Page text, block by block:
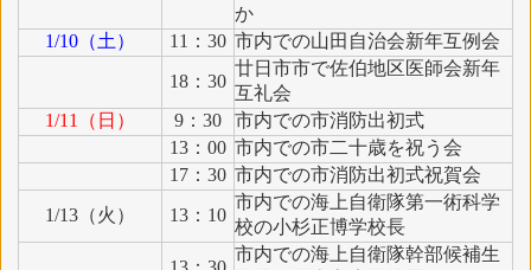
か
1/10（土）
11：30 市内での山田自治会新年互例会
18：30
廿日市市で佐伯地区医師会新年
互礼会
1/11（日）
9：30
市内での市消防出初式
13：00 市内での市二十歳を祝う会
17：30 市内での市消防出初式祝賀会
1/13（火）
13：10
市内での海上自衛隊第一術科学
校の小杉正博学校長
市内での海上自衛隊幹部候補生